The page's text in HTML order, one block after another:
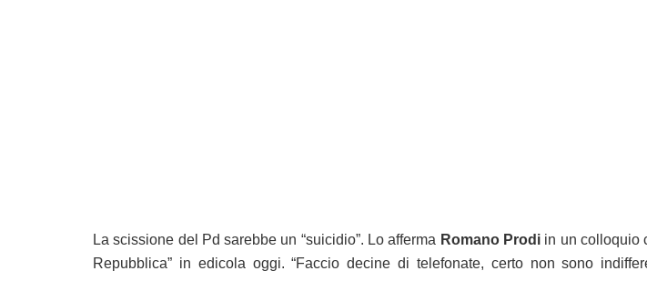
La scissione del Pd sarebbe un “suicidio”. Lo afferma Romano Prodiin un colloquio
Repubblica” in edicola oggi. “Faccio decine di telefonate, certo non sono